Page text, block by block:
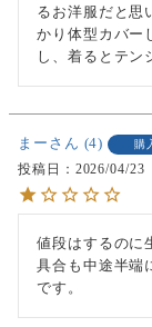
るお洋服だと思
かり体型カバー
し、着るとテン
まー 4 購
投稿日
2026/04/23
値段はするのに
具合も中途半端
です。